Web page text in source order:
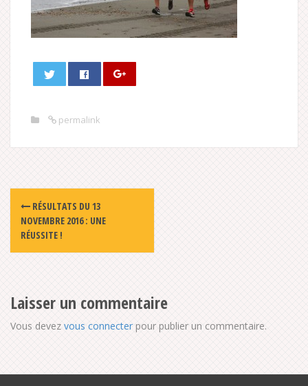
permalink
Post
navigation
RÉSULTATS DU 13
NOVEMBRE 2016 : UNE
RÉUSSITE !
Laisser un commentaire
Vous devez vous connecter pour publier un commentaire.